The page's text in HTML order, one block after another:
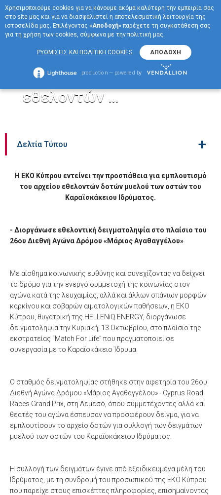
ΜΕΝΟΥ
EN
H ΕΚΟ Κύπρου εντείνει
την προσπάθεια για
εμπλουτισμό του αρχείου
εθελοντών …
Δελτία Τύπου +
H ΕΚΟ Κύπρου εντείνει την προσπάθεια για εμπλουτισμό
του αρχείου εθελοντών δοτών μυελού των οστών του
Καραϊσκάκειου Ιδρύματος.
- Διοργάνωσε εθελοντική δειγματοληψία στο πλαίσιο του
26ου Διεθνή Αγώνα Δρόμου «Μάριος Αγαθαγγέλου»
Με αίσθημα κοινωνικής ευθύνης και συνεχίζοντας να δείχνει
το δρόμο για την ενεργό συμμετοχή της κοινωνίας στον
αγώνα κατά της λευχαιμίας, αλλά και άλλων σπάνιων μορφών
καρκίνου και σοβαρών αιματολογικών παθήσεων, η ΕΚΟ
Κύπρου, θυγατρική της HELLENiQ ENERGY, διοργάνωσε
δειγματοληψία την Κυριακή, 13 Οκτωβρίου, στο πλαίσιο της
εκστρατείας “Match For Life” που πραγματοποιεί σε
συνεργασία με το Καραϊσκάκειο Ίδρυμα.
Ο σταθμός δειγματοληψίας στήθηκε στην αφετηρία του 26ου
Διεθνή Αγώνα Δρόμου «Μάριος Αγαθαγγέλου» - Cyprus Road
Races Grand Prix, στη Λεμεσό, όπου συμμετέχοντες αλλά και
θεατές του αγώνα έσπευσαν να προσφέρουν δείγμα, για να
εμπλουτίσουν το αρχείο δοτών για συλλογή των δειγμάτων
μυελού των οστών του Καραϊσκάκειου Ιδρύματος.
Η συλλογή των δειγμάτων έγινε από εξειδικευμένα μέλη του
Ιδρύματος, με τη συνδρομή του προσωπικού της ΕΚΟ Κύπρου
που παρείχε στους επισκέπτες πληροφορίες, επισημαίνοντας
Χρησιμοποιούμε cookies για να κάνουμε ακόμα καλύτερη την εμπειρία σας
στο site μας και για να διασφαλιστεί η αποτελεσματική λειτουργία της
ιστοσελίδα μας. Επιλέγοντας «Αποδοχή»παρέχετε τη συγκατάθεση σας
για τη χρήση των cookies, σύμφωνα με την πολιτική μας.
ΡΥΘΜΙΣΕΙΣ ΚΑΙ ΠΟΛΙΤΙΚΗ COOKIES ΑΠΟΔΟΧΗ
production — powered by